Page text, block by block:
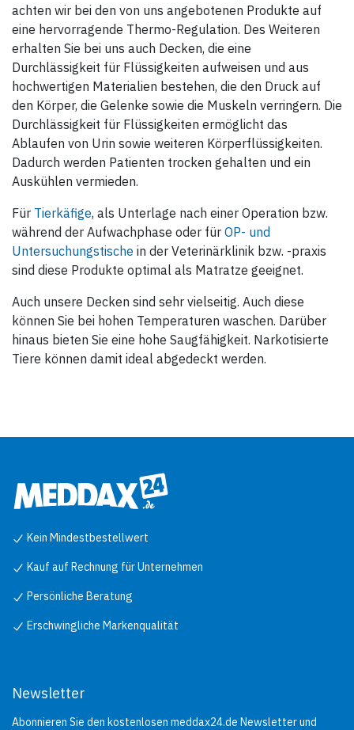
achten wir bei den von uns angebotenen Produkte auf
eine hervorragende Thermo-Regulation. Des Weiteren
erhalten Sie bei uns auch Decken, die eine
Durchlässigkeit für Flüssigkeiten aufweisen und aus
hochwertigen Materialien bestehen, die den Druck auf
den Körper, die Gelenke sowie die Muskeln verringern. Die
Durchlässigkeit für Flüssigkeiten ermöglicht das
Ablaufen von Urin sowie weiteren Körperflüssigkeiten.
Dadurch werden Patienten trocken gehalten und ein
Auskühlen vermieden.
Für Tierkäfige, als Unterlage nach einer Operation bzw.
während der Aufwachphase oder für OP- und
Untersuchungstische in der Veterinärklinik bzw. -praxis
sind diese Produkte optimal als Matratze geeignet.
Auch unsere Decken sind sehr vielseitig. Auch diese
können Sie bei hohen Temperaturen waschen. Darüber
hinaus bieten Sie eine hohe Saugfähigkeit. Narkotisierte
Tiere können damit ideal abgedeckt werden.
Kein Mindestbestellwert
Kauf auf Rechnung für Unternehmen
Persönliche Beratung
Erschwingliche Markenqualität
Newsletter
Abonnieren Sie den kostenlosen meddax24.de Newsletter und